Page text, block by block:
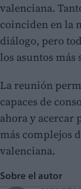
valenciana.
coinciden en la
diálogo, pero
los asuntos
La reunión
capaces de
ahora y acercar
más complejos
valenciana.
Sobre el autor